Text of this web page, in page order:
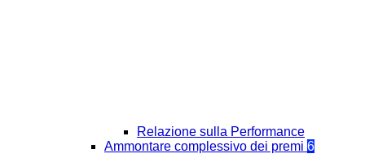
Relazione sulla Performance
Ammontare complessivo dei premi 6